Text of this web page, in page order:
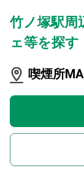
竹ノ塚駅周
ェ等を探す
喫煙所